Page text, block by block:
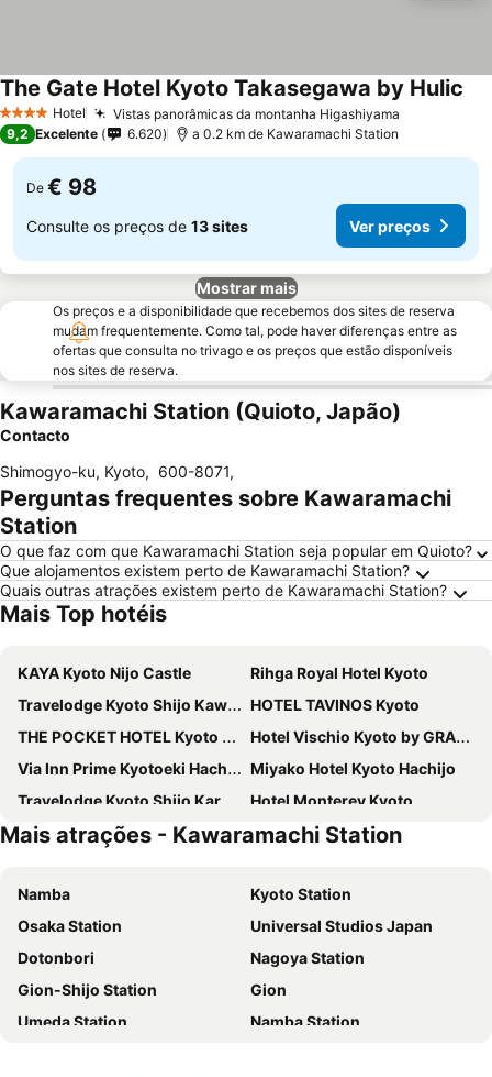
4 EstrelasHotel Vistas panorâmicas da montanha Higashiyama
The Gate Hotel Kyoto Takasegawa by Hulic
9,2 Excelente 6.620 a 0.2 km de Kawaramachi Station
De € 98
Consulte os preços de 13 sites Ver preços
Mostrar mais
Os preços e a disponibilidade que recebemos dos sites de reserva
mudam frequentemente. Como tal, pode haver diferenças entre as
ofertas que consulta no trivago e os preços que estão disponíveis
nos sites de reserva.
Kawaramachi Station (Quioto, Japão)
Contacto
Shimogyo-ku, Kyoto, 600-8071,
Perguntas frequentes sobre Kawaramachi
Station
O que faz com que Kawaramachi Station seja popular em Quioto?
Que alojamentos existem perto de Kawaramachi Station?
Quais outras atrações existem perto de Kawaramachi Station?
Mais Top hotéis
KAYA Kyoto Nijo Castle
Rihga Royal Hotel Kyoto
Travelodge Kyoto Shijo Kawaramachi
HOTEL TAVINOS Kyoto
THE POCKET HOTEL Kyoto Karasuma Gojo
Hotel Vischio Kyoto by GRANVIA
Via Inn Prime Kyotoeki Hachijoguchi
Miyako Hotel Kyoto Hachijo
Travelodge Kyoto Shijo Karasuma
Hotel Monterey Kyoto
Hotel The Celestine Kyoto Gion
Hearton Hotel Kyoto
REF Kyoto Hachijoguchi by VESSEL HOTELS
Hotel Musse Kyoto Shijo Kawaramachi Meitetsu
Good Nature Hotel Kyoto
Richmond Hotel Premier Kyoto Shijo
Hotel M's Plus Shijo Omiya
ALA HOTEL KYOTO
Kyoto Granbell Hotel
Comfort Hotel Kyoto Horikawagojo
Onyado Nono Kyoto Shichijo Natural Hot Spring
Miyako City Kintetsu Kyoto Station
Mais atrações - Kawaramachi Station
Namba
Kyoto Station
Osaka Station
Universal Studios Japan
Dotonbori
Nagoya Station
Gion-Shijo Station
Gion
Umeda Station
Namba Station